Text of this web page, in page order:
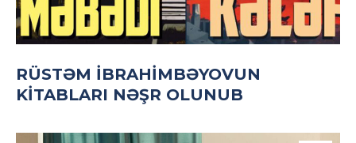
RÜSTƏM İBRAHİMBƏYOVUN
KİTABLARI NƏŞR OLUNUB